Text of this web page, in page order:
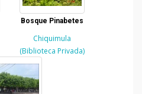
Bosque Pinabetes
Chiquimula
(Biblioteca Privada)